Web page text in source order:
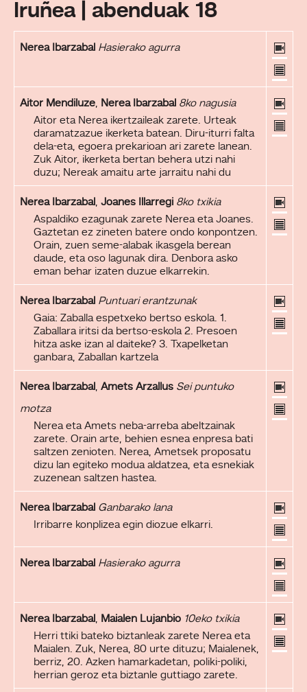
Iruñea | abenduak 18
Nerea Ibarzabal Hasierako agurra
Aitor Mendiluze, Nerea Ibarzabal 8ko nagusia
Aitor eta Nerea ikertzaileak zarete. Urteak
daramatzazue ikerketa batean. Diru-iturri falta
dela-eta, egoera prekarioan ari zarete lanean.
Zuk Aitor, ikerketa bertan behera utzi nahi
duzu; Nereak amaitu arte jarraitu nahi du
Nerea Ibarzabal, Joanes Illarregi 8ko txikia
Aspaldiko ezagunak zarete Nerea eta Joanes.
Gaztetan ez zineten batere ondo konpontzen.
Orain, zuen seme-alabak ikasgela berean
daude, eta oso lagunak dira. Denbora asko
eman behar izaten duzue elkarrekin.
Nerea Ibarzabal Puntuari erantzunak
Gaia: Zaballa espetxeko bertso eskola. 1.
Zaballara iritsi da bertso-eskola 2. Presoen
hitza aske izan al daiteke? 3. Txapelketan
ganbara, Zaballan kartzela
Nerea Ibarzabal, Amets Arzallus Sei puntuko
motza
Nerea eta Amets neba-arreba abeltzainak
zarete. Orain arte, behien esnea enpresa bati
saltzen zenioten. Nerea, Ametsek proposatu
dizu lan egiteko modua aldatzea, eta esnekiak
zuzenean saltzen hastea.
Nerea Ibarzabal Ganbarako lana
Irribarre konplizea egin diozue elkarri.
Nerea Ibarzabal Hasierako agurra
Nerea Ibarzabal, Maialen Lujanbio 10eko txikia
Herri ttiki bateko biztanleak zarete Nerea eta
Maialen. Zuk, Nerea, 80 urte dituzu; Maialenek,
berriz, 20. Azken hamarkadetan, poliki-poliki,
herrian geroz eta biztanle guttiago zarete.